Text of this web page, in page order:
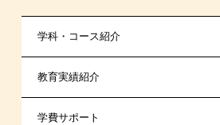
学科・コース紹介
国家公務員・地方公務員系
警察官・消防官系
教育実績紹介
学費サポート